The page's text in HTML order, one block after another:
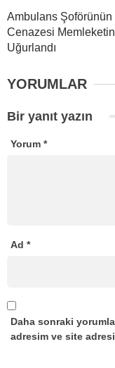
Ambulans Şoförünün
Cenazesi
Uğurlandı
YORUMLAR
Bir yanıt yazın
Yorum *
Ad *
Daha sonraki
adresim ve site